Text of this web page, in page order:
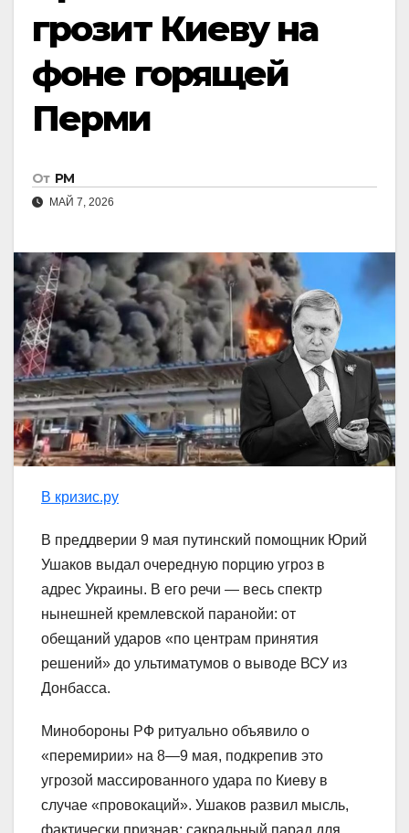
грозит Киеву на
фоне горящей
Перми
От РМ
МАЙ 7, 2026
В кризис.ру
В преддверии 9 мая путинский помощник Юрий
Ушаков выдал очередную порцию угроз в
адрес Украины. В его речи — весь спектр
нынешней кремлевской паранойи: от
обещаний ударов «по центрам принятия
решений» до ультиматумов о выводе ВСУ из
Донбасса.
Минобороны РФ ритуально объявило о
«перемирии» на 8—9 мая, подкрепив это
угрозой массированного удара по Киеву в
случае «провокаций». Ушаков развил мысль,